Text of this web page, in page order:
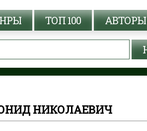
ТОП 100 АВТОРЫ
НИКОЛАЕВИЧ